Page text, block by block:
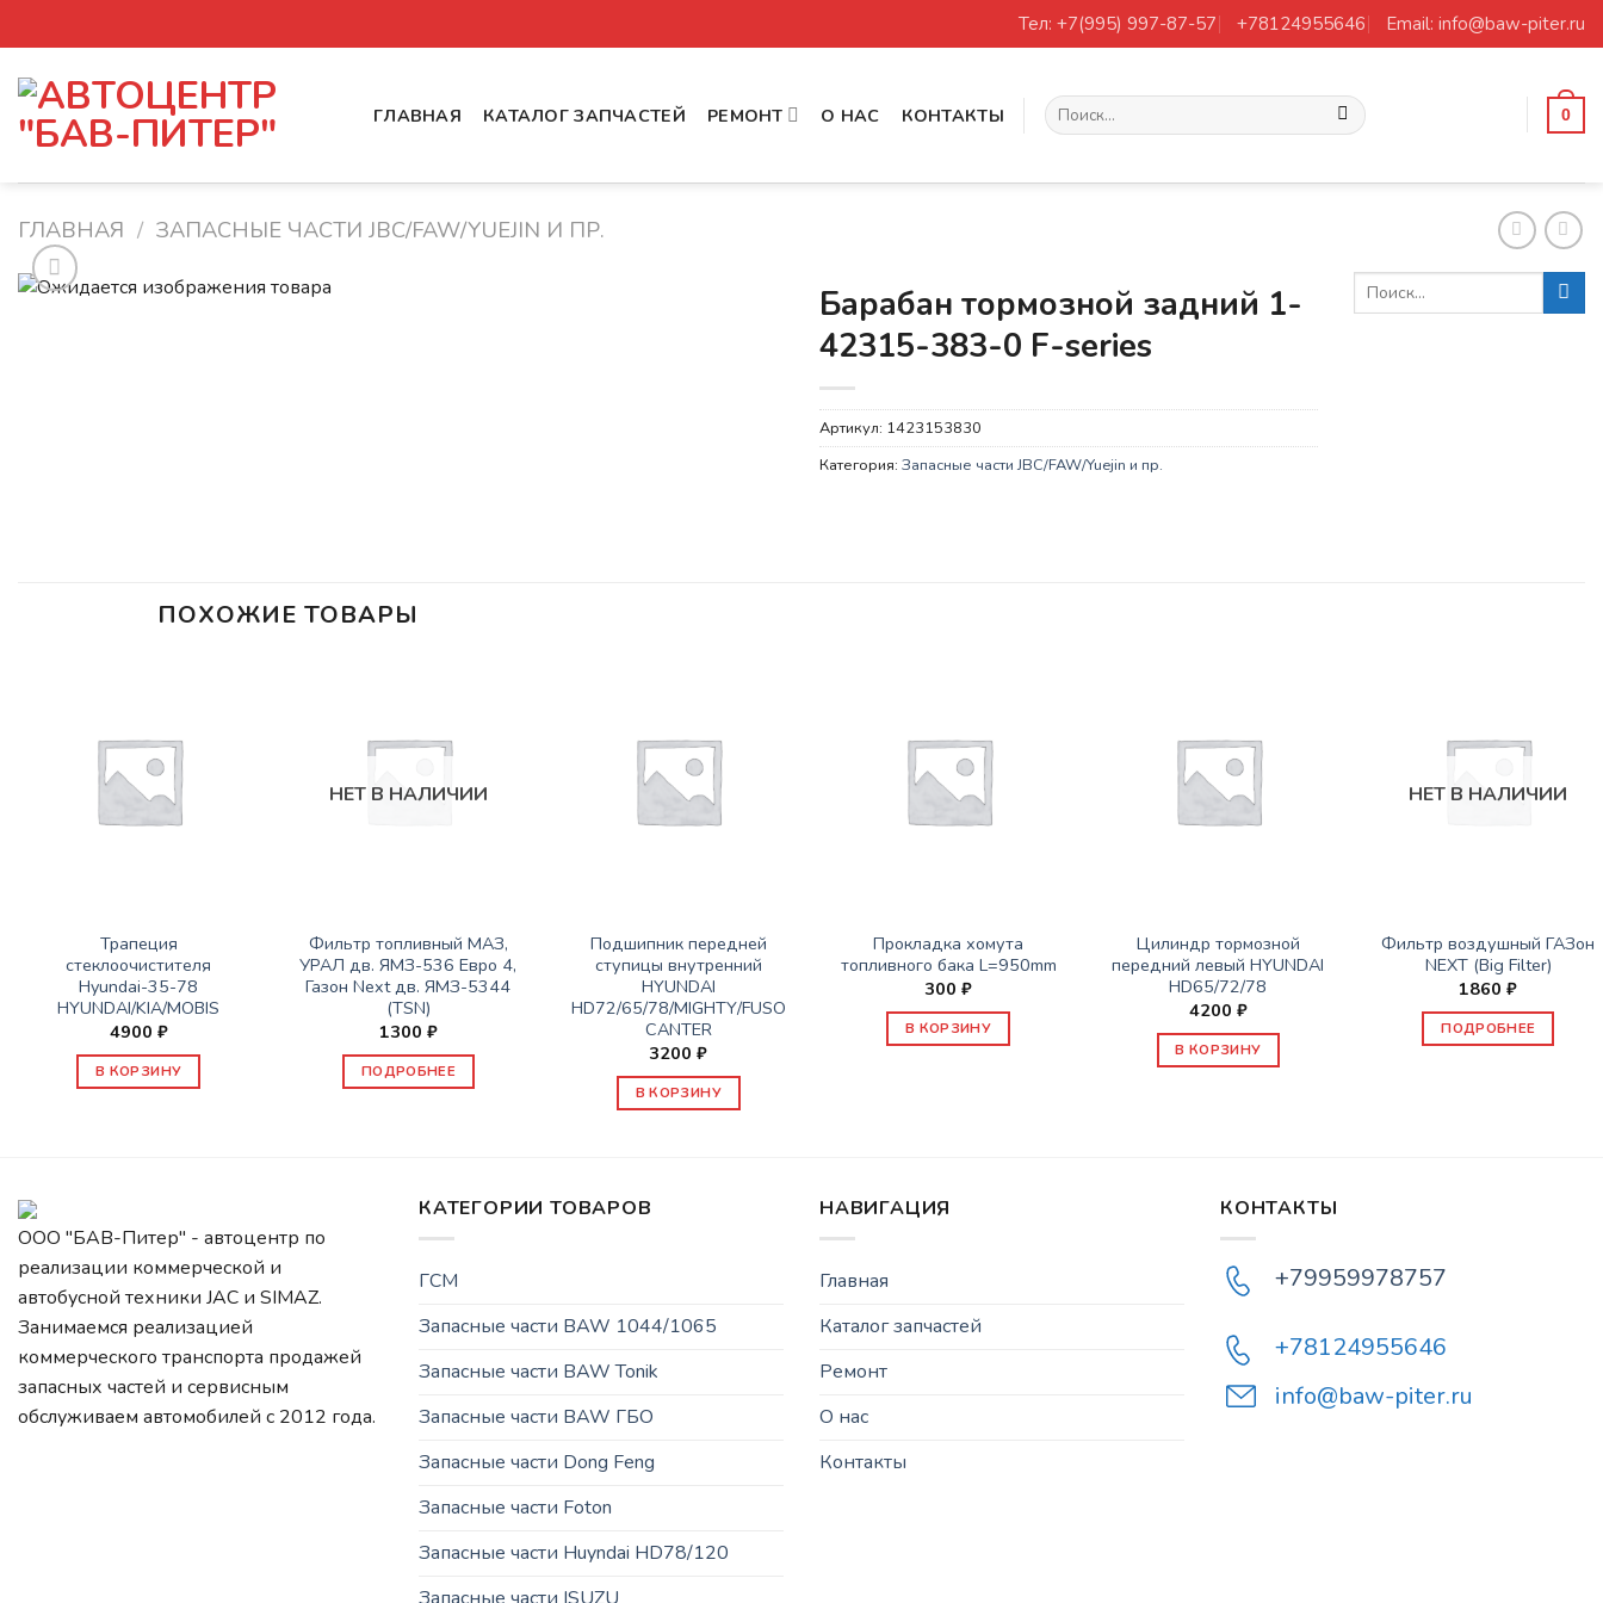
to
content
Тел: +7(995) 997-87-57 +78124955646 Email: info@baw-piter.ru
ГЛАВНАЯ КАТАЛОГ ЗАПЧАСТЕЙ РЕМОНТ О НАС КОНТАКТЫ Искать: 0
ГЛАВНАЯ / ЗАПАСНЫЕ ЧАСТИ JBC/FAW/YUEJIN И ПР.
Барабан тормозной задний 1-
42315-383-0 F-series
Артикул: 1423153830
Категория: Запасные части JBC/FAW/Yuejin и пр.
ПОХОЖИЕ ТОВАРЫ
Трапеция
стеклоочистителя
Hyundai-35-78
HYUNDAI/KIA/MOBIS
4900 ₽
В КОРЗИНУ
НЕТ В НАЛИЧИИ
Фильтр топливный МАЗ,
УРАЛ дв. ЯМЗ-536 Евро 4,
Газон Next дв. ЯМЗ-5344
(TSN)
1300 ₽
ПОДРОБНЕЕ
Подшипник передней
ступицы внутренний
HYUNDAI
HD72/65/78/MIGHTY/FUSO
CANTER
3200₽
В КОРЗИНУ
Прокладка хомута
топливного бака L=950mm
300₽
В КОРЗИНУ
Цилиндр тормозной
передний левый HYUNDAI
HD65/72/78
4200 ₽
В КОРЗИНУ
НЕТ В НАЛИЧИИ
Фильтр воздушный ГАЗон
NEXT (Big Filter)
1860₽
ПОДРОБНЕЕ
ООО "БАВ-Питер" - автоцентр по
реализации коммерческой и
автобусной техники JAC и SIMAZ.
Занимаемся реализацией
коммерческого транспорта продажей
запасных частей и сервисным
обслуживаем автомобилей c 2012 года.
КАТЕГОРИИ ТОВАРОВ
ГСМ
Запасные части BAW 1044/1065
Запасные части BAW Tonik
Запасные части BAW ГБО
Запасные части Dong Feng
Запасные части Foton
Запасные части Huyndai HD78/120
НАВИГАЦИЯ
Главная
Каталог запчастей
Ремонт
О нас
Контакты
КОНТАКТЫ
+79959978757
+78124955646
info@baw-piter.ru